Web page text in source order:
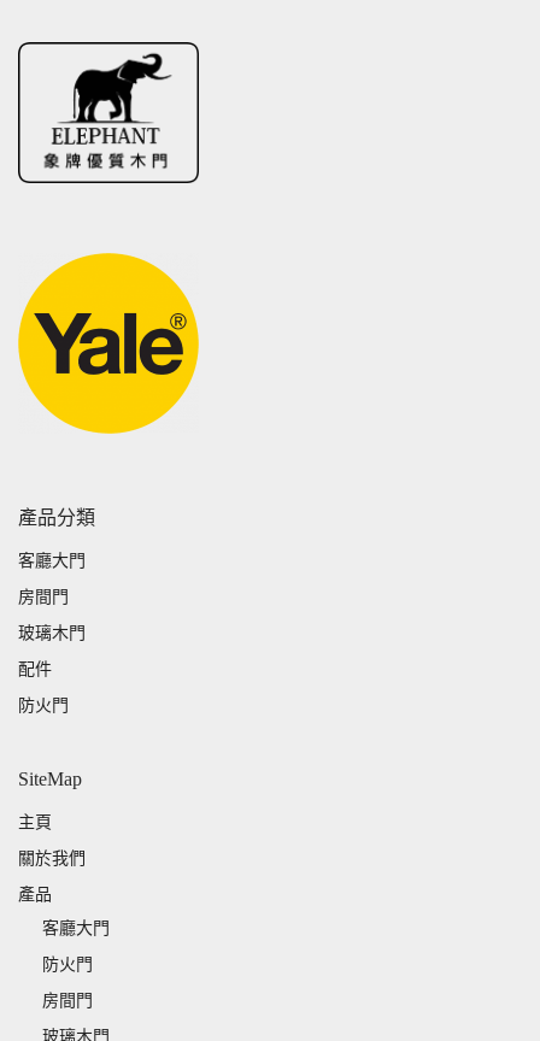
產品分類
客廳大門
房間門
玻璃木門
配件
防火門
SiteMap
主頁
關於我們
產品
客廳大門
防火門
房間門
玻璃木門